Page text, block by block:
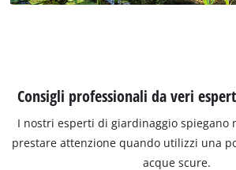
Consigli professionali da veri
I nostri esperti di giardinaggio spiegano
prestare attenzione quando utilizzi una
acque scure.